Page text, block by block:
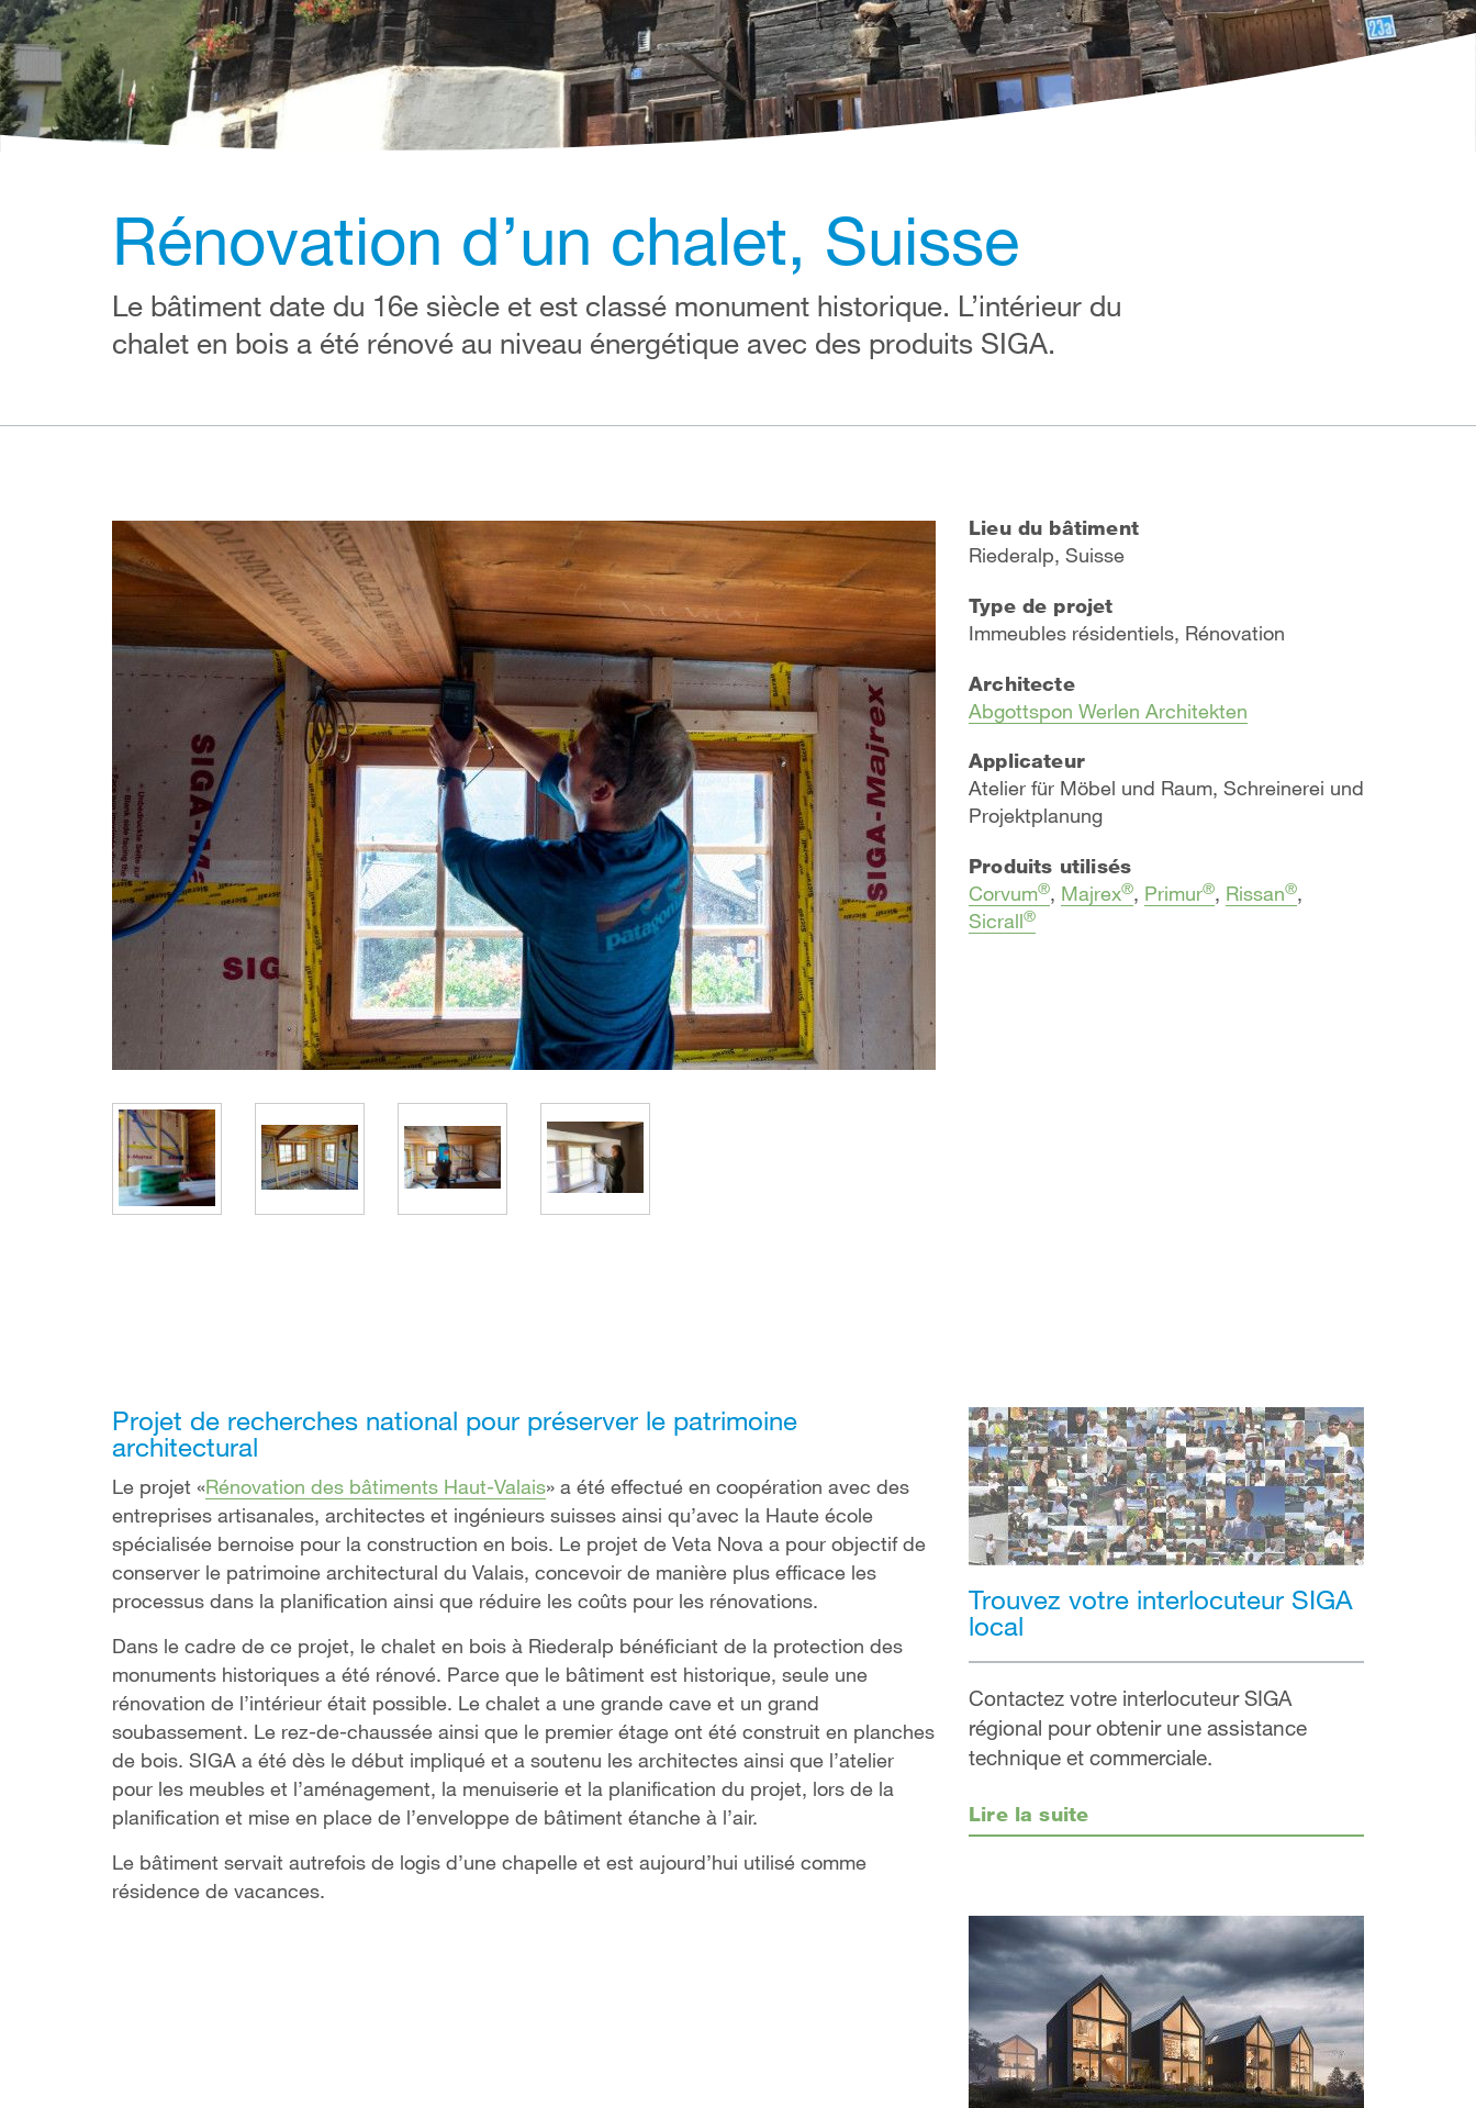
Rénovation d’un chalet, Suisse
Le bâtiment date du 16e siècle et est classé monument historique. L’intérieur du
chalet en bois a été rénové au niveau énergétique avec des produits SIGA.
Lieu du bâtiment
Riederalp, Suisse
Type de projet
Immeubles résidentiels, Rénovation
Architecte
Abgottspon Werlen Architekten
Applicateur
Atelier für Möbel und Raum, Schreinerei und
Projektplanung
Produits utilisés
Corvum®, Majrex®, Primur®, Rissan®,
Sicrall®
Projet de recherches national pour préserver le patrimoine
architectural
Le projet «Rénovation des bâtiments Haut-Valais» a été effectué en coopération avec des
entreprises artisanales, architectes et ingénieurs suisses ainsi qu’avec la Haute école
spécialisée bernoise pour la construction en bois. Le projet de Veta Nova a pour objectif de
conserver le patrimoine architectural du Valais, concevoir de manière plus efficace les
processus dans la planification ainsi que réduire les coûts pour les rénovations.
Dans le cadre de ce projet, le chalet en bois à Riederalp bénéficiant de la protection des
monuments historiques a été rénové. Parce que le bâtiment est historique, seule une
rénovation de l’intérieur était possible. Le chalet a une grande cave et un grand
soubassement. Le rez-de-chaussée ainsi que le premier étage ont été construit en planches
de bois. SIGA a été dès le début impliqué et a soutenu les architectes ainsi que l’atelier
pour les meubles et l’aménagement, la menuiserie et la planification du projet, lors de la
planification et mise en place de l’enveloppe de bâtiment étanche à l’air.
Le bâtiment servait autrefois de logis d’une chapelle et est aujourd’hui utilisé comme
résidence de vacances.
Trouvez votre interlocuteur SIGA
local
Contactez votre interlocuteur SIGA
régional pour obtenir une assistance
technique et commerciale.
Lire la suite